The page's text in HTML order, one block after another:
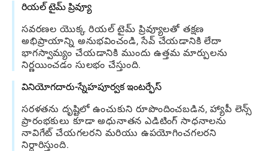
రియల్ టైమ్ ప్రివ్యూ
సవరణల యొక్క రియల్ టైమ్ ప్రివ్యూలతో తక్షణ
అభిప్రాయాన్ని అనుభవించండి, సేవ్ చేయడానికి లేదా
భాగస్వామ్యం చేయడానికి ముందు ఉత్తమ మార్పులను
నిర్ణయించడం సులభం చేస్తుంది.
వినియోగదారు-స్నేహపూర్వక ఇంటర్ఫేస్
సరళతను దృష్టిలో ఉంచుకుని రూపొందించబడిన, హ్యాపీ లెన్స్
ప్రారంభకులు కూడా అధునాతన ఎడిటింగ్ సాధనాలను
నావిగేట్ చేయగలరని మరియు ఉపయోగించగలరని
నిర్ధారిస్తుంది.